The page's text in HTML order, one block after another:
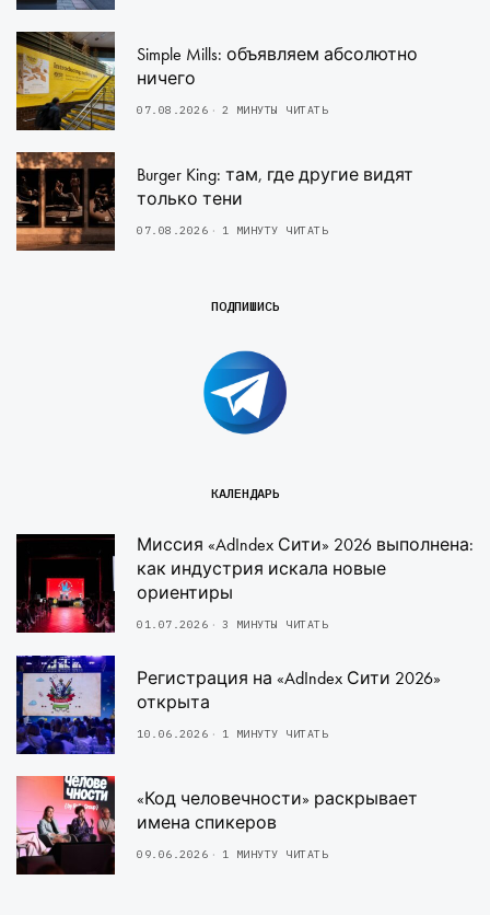
Simple Mills: объявляем абсолютно
ничего
07.08.2026 2 МИНУТЫ ЧИТАТЬ
Burger King: там, где другие видят
только тени
07.08.2026 1 МИНУТУ ЧИТАТЬ
ПОДПИШИСЬ
КАЛЕНДАРЬ
Миссия «AdIndex Сити» 2026 выполнена:
как индустрия искала новые
ориентиры
01.07.2026 3 МИНУТЫ ЧИТАТЬ
Регистрация на «AdIndex Сити 2026»
открыта
10.06.2026 1 МИНУТУ ЧИТАТЬ
«Код человечности» раскрывает
имена спикеров
09.06.2026 1 МИНУТУ ЧИТАТЬ